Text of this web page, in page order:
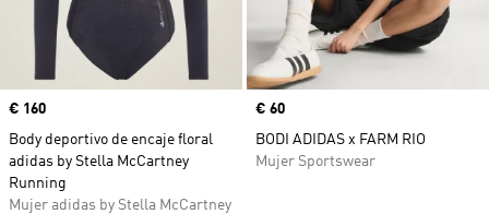
Precio
€ 160
Body deportivo de encaje floral
adidas by Stella McCartney
Running
Mujer adidas by Stella McCartney
Precio
€ 60
BODI ADIDAS x FARM RIO
Mujer Sportswear